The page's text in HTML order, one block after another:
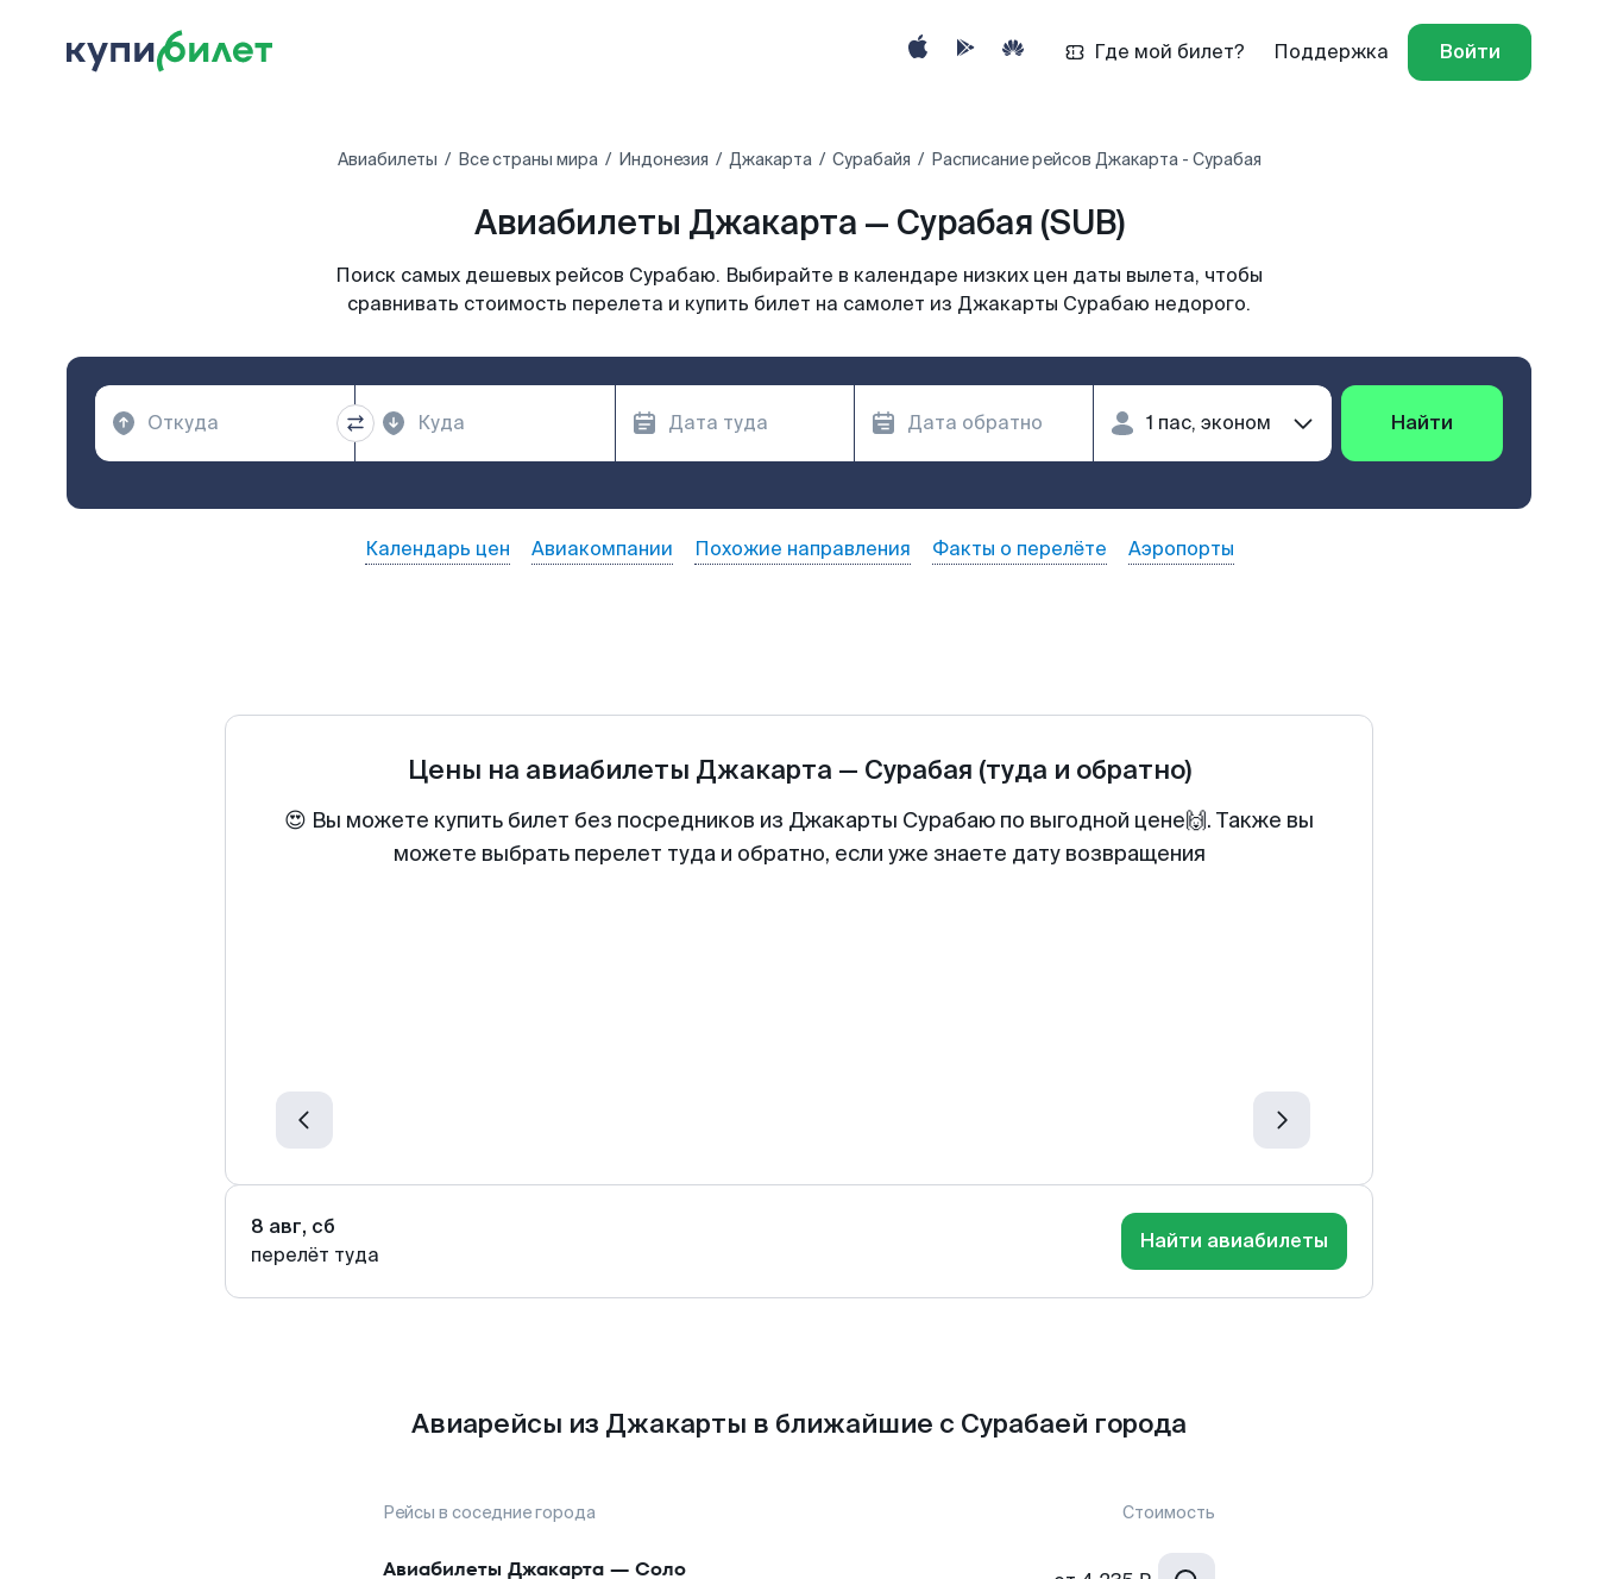
Где мой билет? Поддержка Войти
Авиабилеты Все страны мира Индонезия Джакарта Сурабайя Расписание рейсов Джакарта - Сурабая
Авиабилеты Джакарта — Сурабая (SUB)
Поиск самых дешевых рейсов Сурабаю. Выбирайте в календаре низких цен даты вылета, чтобы
сравнивать стоимость перелета и купить билет на самолет из Джакарты Сурабаю недорого.
Найти
Календарь цен Авиакомпании Похожие направления Факты о перелёте Аэропорты
Цены на авиабилеты Джакарта — Сурабая (туда и обратно)
😍 Вы можете купить билет без посредников из Джакарты Сурабаю по выгодной цене🙌. Также вы
можете выбрать перелет туда и обратно, если уже знаете дату возвращения
8 авг, сб
перелёт туда
Найти авиабилеты
Авиарейсы из Джакарты в ближайшие с Сурабаей города
Рейсы в соседние города Стоимость
Авиабилеты Джакарта — Соло